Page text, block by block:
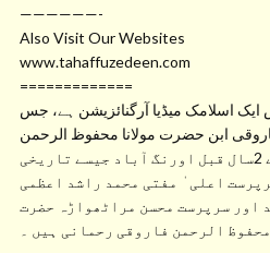
——————-
Also Visit Our Websites
www.tahaffuzedeen.com
=============
اسلامک میڈیا آرگنائزیشن ہے، جس
ابن حضرت مولانا محفوظ الرحمن
فاروقی اورنگ آباد مہاراشٹر نے 2سال قبل اورنگ آباد جیسے تاریخی
اعلی ٰ مفتی محمد راشد اعظمی
اور سرپرست محسن مراٹھواڑہ حضرت
محفوظ الرحمن فاروقی رحمانی ہیں ۔